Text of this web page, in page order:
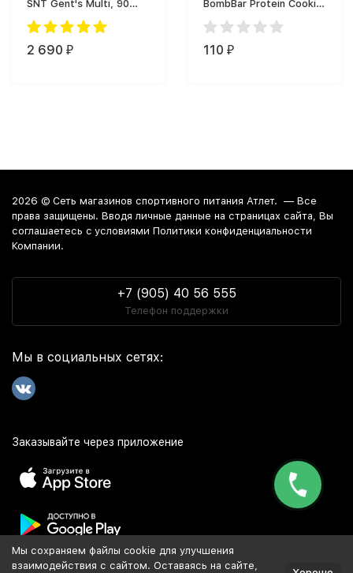
SNT Gent's Multi, 90
капсул (90 капс.)
2 690 ₽
BombBar Protein Cookie
(40 г)
110 ₽
2026 © Сеть магазинов спортивного питания Атлет. — Все
права защищены. Вводя личные данные на страницах сайта, Вы
соглашаетесь c условиями Политики конфиденциальности
Компании.
+7 (905) 40 56 555
Телефон поддержки
Мы в социальных сетях:
Заказывайте через приложение
Популярное
Мы сохраняем файлы cookie для улучшения
взаимодействия с сайтом. Оставаясь на сайте,